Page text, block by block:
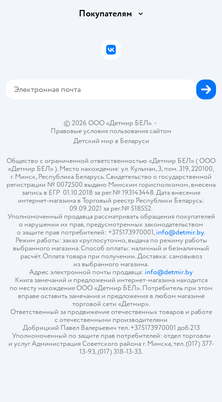
Правила продажи
Политика использования файлов cookie
Вакансии
Покупателям
Бонусные карты
© 2026 ООО «Детмир БЕЛ»•
Правовые условия пользования сайтом
Детский мир в Беларуси
Общество с ограниченной ответственностью «Детмир БЕЛ» ( ООО
«Детмир БЕЛ» ). Место нахождения: ул. Кульман, 3, пом. 319, 220100,
г. Минск, Республика Беларусь. Свидетельство о государственной
регистрации № 0072500 выдано Минским горисполкомом, внесена
запись в ЕГР 01.10.2018 за рег.№ 193143448. Дата внесения
интернет-магазина в Торговый реестр Республики Беларусь:
09.09.2021 за рег.№ 518552.
Уполномоченный продавца рассматривать обращения покупателей
о нарушении их прав, предусмотренных законодательством
о защите прав потребителей: +375173970001,info@detmir.by.
Режим работы: заказ круглосуточно, выдача по режиму работы
выбранного магазина. Способ оплаты: наличный и безналичный
расчёт. Оплата товара при получении. Доставка: самовывоз
из выбранного магазина.
Адрес электронной почты продавца: info@detmir.by
Книга замечаний и предложений интернет-магазина находится
по месту нахождения ООО «Детмир БЕЛ». Потребитель при этом
вправе оставить замечания и предложения в любом магазине
торговой сети «Детмир».
Ответственный за продвижение отечественных товаров и работе
с отечественными производителями
Добрицкий Павел Валерьевич тел. +375173970001 доб.213
Уполномоченный по защите прав потребителей: отдел торговли
и услуг Администрация Советского района г. Минска, тел. (017) 377-
13-93, (017) 318-13-33.
ВКонтакте